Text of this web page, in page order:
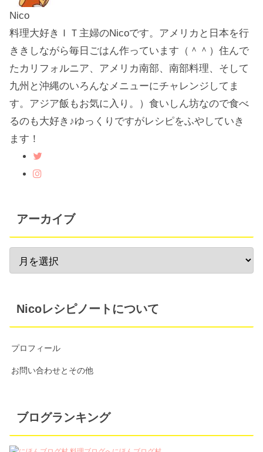
Nico
料理大好きＩＴ主婦のNicoです。アメリカと日本を行
ききしながら毎日ごはん作っています（＾＾）住んで
たカリフォルニア、アメリカ南部、南部料理、そして
九州と沖縄のいろんなメニューにチャレンジしてま
す。アジア飯もお気に入り。）食いしん坊なので食べ
るのも大好き♪ゆっくりですがレシピをふやしていき
ます！
アーカイブ
Nicoレシピノートについて
プロフィール
お問い合わせとその他
ブログランキング